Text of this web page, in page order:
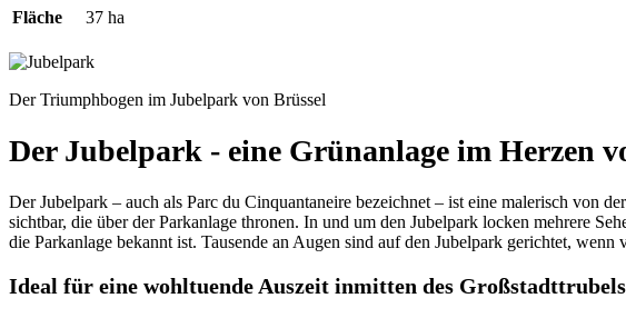
Fläche
37 ha
Der Triumphbogen im Jubelpark von Brüssel
Der Jubelpark - eine Grünanlage im Herzen
Der Jubelpark – auch als Parc du Cinquantaneire bezeichnet – ist eine malerisch von
sichtbar, die über der Parkanlage thronen. In und um den Jubelpark locken mehrere
die Parkanlage bekannt ist. Tausende an Augen sind auf den Jubelpark gerichtet,
Ideal für eine wohltuende Auszeit inmitten des Großstadttrubels